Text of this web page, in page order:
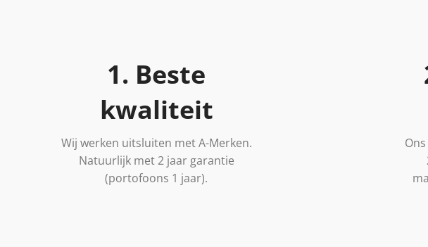
1. Beste
kwaliteit
Wij werken uitsluiten met A-Merken.
Natuurlijk met 2 jaar garantie
(portofoons 1 jaar).